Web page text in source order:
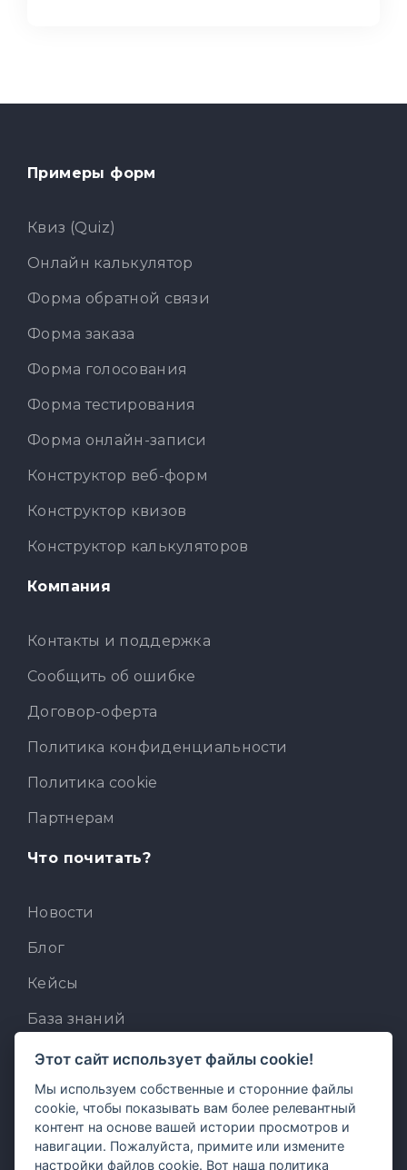
Примеры форм
Квиз (Quiz)
Онлайн калькулятор
Форма обратной связи
Форма заказа
Форма голосования
Форма тестирования
Форма онлайн-записи
Конструктор веб-форм
Конструктор квизов
Конструктор калькуляторов
Компания
Контакты и поддержка
Сообщить об ошибке
Договор-оферта
Политика конфиденциальности
Политика cookie
Партнерам
Что почитать?
Новости
Блог
Кейсы
База знаний
Для разработчиков
Встроенный AI-ассистент
MCP для AI-клиентов
Отзывы и предложения
Этот сайт использует файлы cookie!
Мы используем собственные и сторонние файлы
cookie, чтобы показывать вам более релевантный
контент на основе вашей истории просмотров и
навигации. Пожалуйста, примите или измените
настройки файлов cookie. Вот наша политика